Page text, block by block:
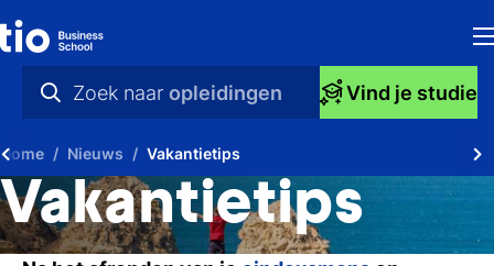
Zoek naar opleidingen
videos
nieuws
Vind je studie
Home Nieuws Vakantietips
Vakantietips